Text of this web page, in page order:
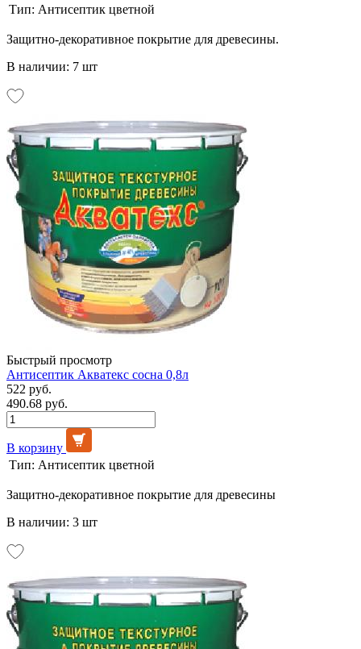
Тип: Антисептик цветной
Защитно-декоративное покрытие для древесины.
В наличии: 7 шт
Быстрый просмотр
Антисептик Акватекс сосна 0,8л
522 руб.
490.68 руб.
В корзину
Тип: Антисептик цветной
Защитно-декоративное покрытие для древесины
В наличии: 3 шт